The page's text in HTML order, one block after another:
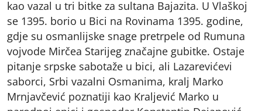
kao vazal u tri bitke za sultana Bajazita. U Vlaškoj
se 1395. borio u Bici na Rovinama 1395. godine,
gdje su osmanlijske snage pretrpele od Rumuna
vojvode Mirčea Starijeg značajne gubitke. Ostaje
pitanje srpske sabotaže u bici, ali Lazarevićevi
saborci, Srbi vazalni Osmanima, kralj Marko
Mrnjavčević poznatiji kao Kraljević Marko u